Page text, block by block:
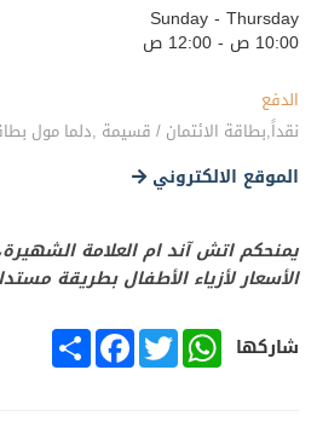
Sunday - Thursday
10:00 ص - 12:00 ص
الدفع
نقداً,بطاقة الائتمان / قسيمة ,دلما مول
الموقع الالكتروني
يمنحكم اتش آند ام العلامة
الأسعار لأزياء الأطفال بطريقة
شاركها SHARE
FACEBOOKTWITTER
WHATSAPP